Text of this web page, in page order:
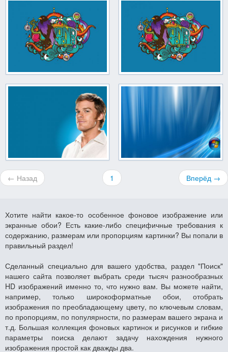
← Назад 1 Вперёд →
Хотите найти какое-то особенное фоновое изображение или
экранные обои? Есть какие-либо специфичные требования к
содержанию, размерам или пропорциям картинки? Вы попали в
правильный раздел!
Сделанный специально для вашего удобства, раздел "Поиск"
нашего сайта позволяет выбрать среди тысяч разнообразных
HD изображений именно то, что нужно вам. Вы можете найти,
например, только широкоформатные обои, отобрать
изображения по преобладающему цвету, по ключевым словам,
по пропорциям, по популярности, по размерам вашего экрана и
т.д. Большая коллекция фоновых картинок и рисунков и гибкие
параметры поиска делают задачу нахождения нужного
изображения простой как дважды два.